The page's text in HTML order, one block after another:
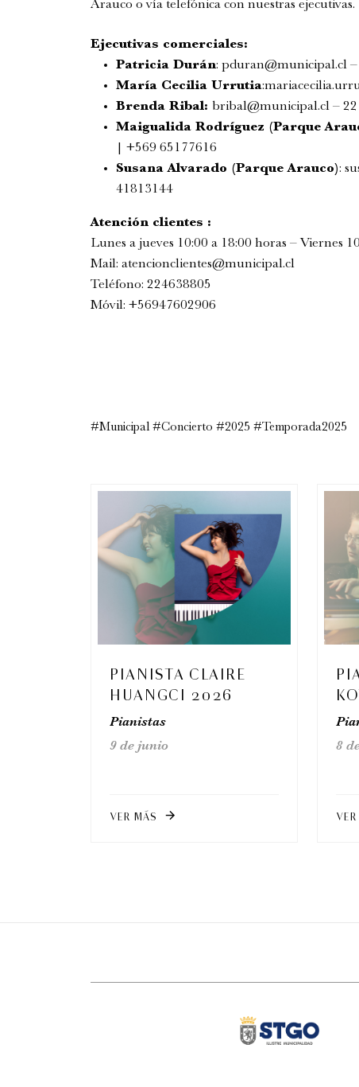
Arauco o vía telefónica con nuestras ejecutivas.
Ejecutivas comerciales:
Patricia Durán: pduran@municipal.cl
María Cecilia Urrutia:
Brenda Ribal: bribal@municipal.cl –
Maigualida Rodríguez (Parque
+569 65177616
Susana Alvarado (Parque Arauco):
41813144
Atención clientes :
Lunes a jueves 10:00 a 18:00 horas – Viernes
Mail: atencionclientes@municipal.cl
Teléfono: 224638805
Móvil: +56947602906
#Municipal #Concierto #2025 #Temporada2025
PIANISTA CLAIRE
HUANGCI 2026
Pianistas
9 de junio
VER MÁS arrow_forward
8